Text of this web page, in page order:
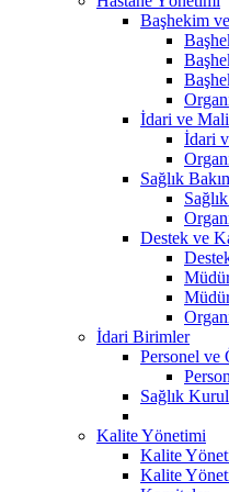
Başhekim ve
İdari ve
İdari
Sağlık
Destek ve
İdari Birimler
Personel ve
Sağlık
Kalite Yönetimi
Kalite
Kalite